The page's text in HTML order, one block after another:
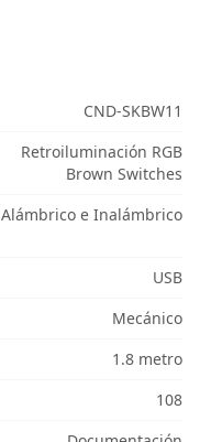
CND-SKBW11
Retroiluminación RGB
Brown Switches
Alámbrico e Inalámbrico
USB
Mecánico
1.8 metro
108